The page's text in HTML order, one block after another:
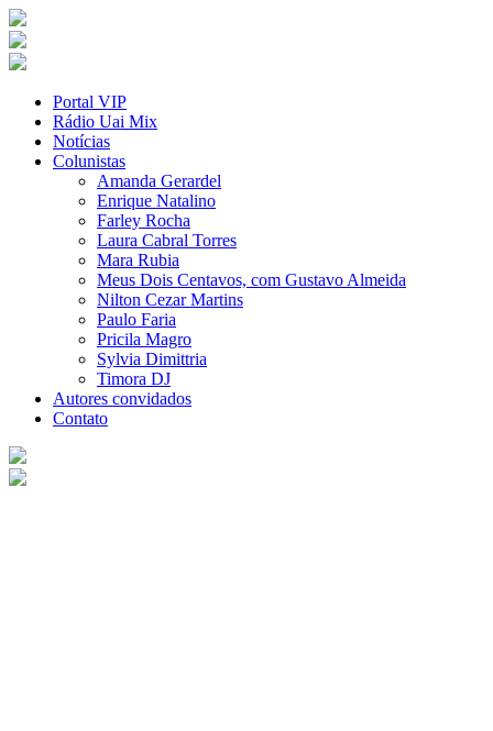
Portal VIP
Rádio Uai Mix
Notícias
Colunistas
Amanda Gerardel
Enrique Natalino
Farley Rocha
Laura Cabral Torres
Mara Rubia
Meus Dois Centavos, com Gustavo Almeida
Nilton Cezar Martins
Paulo Faria
Pricila Magro
Sylvia Dimittria
Timora DJ
Autores convidados
Contato